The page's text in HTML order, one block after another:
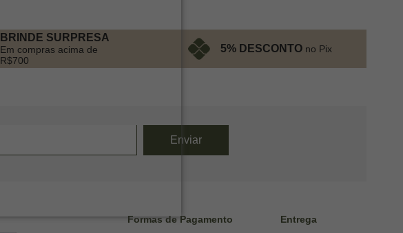
BRINDE SURPRESA
Em compras acima de
R$700
5% DESCONTO no Pix
Formas de Pagamento Entrega